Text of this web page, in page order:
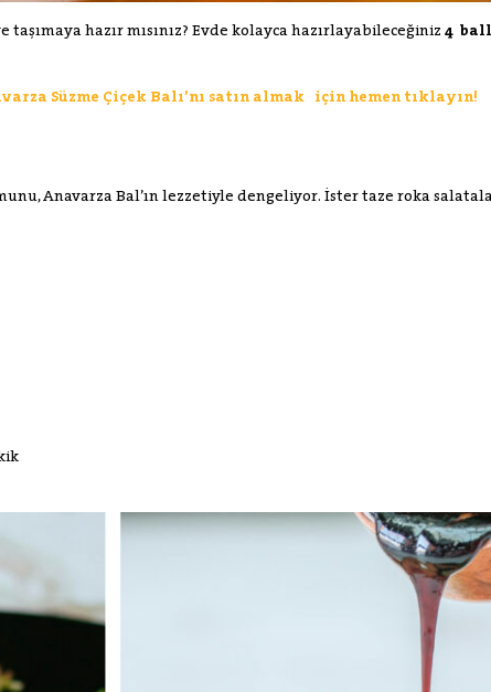
hazır mısınız? Evde kolayca hazırlayabileceğiniz 4
Süzme Çiçek Balı’nı satın almak için hemen tıklayın!
Anavarza Bal’ın lezzetiyle dengeliyor. İster taze roka